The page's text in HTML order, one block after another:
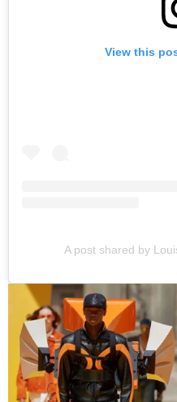
View this
A post shared by